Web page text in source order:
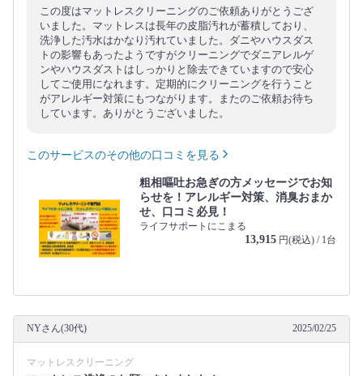
この度はマットレスクリーニングのご依頼ありがとうござ
いました。マットレスは長年の皮脂汚れが蓄積しており、
洗浄した汚水はかなり汚れていました。ダニやハウスダス
トの影響もあったようですがクリーニングでダニアレルゲ
ンやハウスダストはしっかりと除去できていますので安心
してご使用になれます。定期的にクリーニングを行うこと
がアレルギー対策にもつながります。またのご依頼お待ち
しています。ありがとうございました。
このサービスのその他の口コミを見る
粗相嘔吐お急ぎの方メッセージでお知
らせを！アレルギー対策、消臭おまか
せ、口コミ必見！
ライフサポートにこまる
13,915 円(税込) / 1台
NYさん(30代) 2025/02/25
マットレスクリーニング